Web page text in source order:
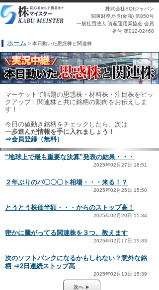
株式会社SQIジャパン
関東財務局長(金商) 第850号
一般社団法人 資産運用業協会 会員
番号 第012-02468
ホーム > 本日動いた思惑株と関連株
マーケットで話題の思惑株・材料株・注目株をピッ
クアップ！関連株と共に銘柄の動向をお伝えしま
す！
今日の値動き銘柄をチェックしたら、次は
一歩進んだ情報を手に入れましょう！
⇒会員登録（無料）
“地球上で最も重要な決算”発表の結果・・・
2025年02月27日 16:51
２年ぶりのバ〇〇〇ト相場・・・来る！？
2025年02月25日 15:50
とうとう株価半額・・・からのストップ高！
2025年02月20日 15:34
密かに騰がってる関連株を３つ、教えます
2025年02月17日 15:33
次のソフトバンクになるかもしれない？意外な銘
柄 ⇒2日連続ストップ高
2025年02月13日 15:39
次へ ►